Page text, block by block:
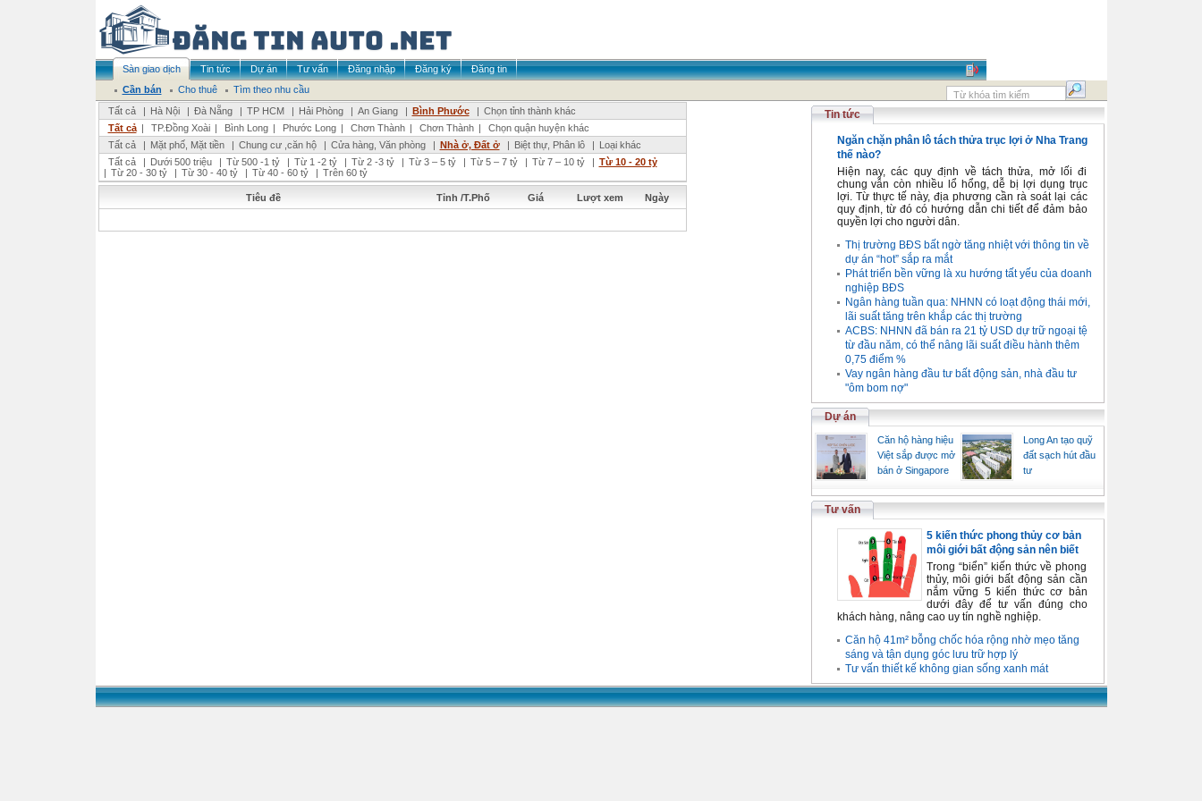
Sàn giao dịch Tin tức Dự án Tư vấn Đăng nhập Đăng ký
Đăng tin
Cần bán
Cho thuê
Tìm theo nhu cầu
Tất cả
| Hà Nội | Đà Nẵng | TP HCM | Hải Phòng | An Giang | Bình Phước | Chọn tỉnh thành khác
Tất cả | TP.Đồng Xoài | Bình Long | Phước Long | Chơn Thành | Chơn Thành |
Chọn quận huyện khác
Tất cả
| Mặt phố, Mặt tiền | Chung cư ,căn hộ | Cửa hàng, Văn phòng | Nhà ở, Đất ở | Biệt thự, Phân lô | Loại khác
Tất cả
| Dưới 500 triệu | Từ 500 -1 tỷ | Từ 1 -2 tỷ | Từ 2 -3 tỷ | Từ 3 – 5 tỷ | Từ 5 – 7 tỷ | Từ 7 – 10 tỷ | Từ 10 - 20 tỷ
| Từ 20 - 30 tỷ | Từ 30 - 40 tỷ | Từ 40 - 60 tỷ | Trên 60 tỷ
Tiêu đề Tỉnh /T.Phố Giá Lượt xem Ngày
Tin tức
Ngăn chặn phân lô tách thửa trục lợi ở Nha Trang
thế nào?
Hiện nay, các quy định về tách thửa, mở lối đi
chung vẫn còn nhiều lổ hổng, dễ bị lợi dụng trục
lợi. Từ thực tế này, địa phương cần rà soát lại các
quy định, từ đó có hướng dẫn chi tiết để đảm bảo
quyền lợi cho người dân.
Thị trường BĐS bất ngờ tăng nhiệt với thông tin về
dự án “hot” sắp ra mắt
Phát triển bền vững là xu hướng tất yếu của doanh
nghiệp BĐS
Ngân hàng tuần qua: NHNN có loạt động thái mới,
lãi suất tăng trên khắp các thị trường
ACBS: NHNN đã bán ra 21 tỷ USD dự trữ ngoại tệ
từ đầu năm, có thể nâng lãi suất điều hành thêm
0,75 điểm %
Vay ngân hàng đầu tư bất động sản, nhà đầu tư
"ôm bom nợ"
Dự án
Căn hộ hàng hiệu
Việt sắp được mở
bán ở Singapore
Long An tạo quỹ
đất sạch hút đầu
tư
Tư vấn
5 kiến thức phong thủy cơ bản
môi giới bất động sản nên biết
Trong “biển” kiến thức về phong
thủy, môi giới bất động sản cần
nắm vững 5 kiến thức cơ bản
dưới đây để tư vấn đúng cho
khách hàng, nâng cao uy tín nghề nghiệp.
Căn hộ 41m² bỗng chốc hóa rộng nhờ mẹo tăng
sáng và tận dụng góc lưu trữ hợp lý
Tư vấn thiết kế không gian sống xanh mát